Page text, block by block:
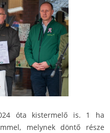
óta kistermelő is. 1 ha
melynek döntő része